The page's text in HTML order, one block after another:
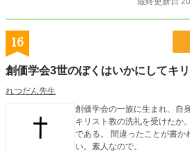
16
創価学会3世のぼくはいかにしてキ
れつだん先生
創価学会の一族に生まれ、自
キリスト教の洗礼を受けたか
である。 間違ったことが書かれていても責めないでくださ
い。素人なので。